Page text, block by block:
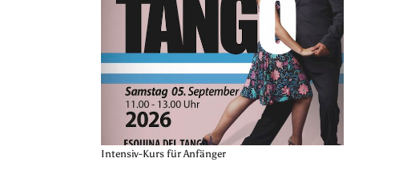
Intensiv-Kurs für Anfänger